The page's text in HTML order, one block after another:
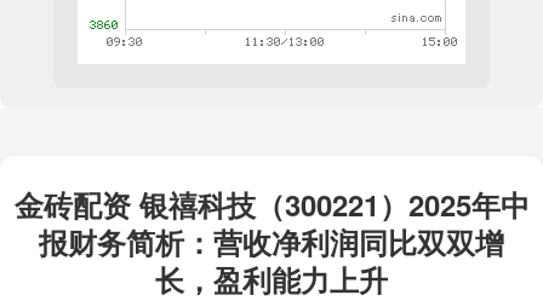
金砖配资 银禧科技（300221）2025年中
报财务简析：营收净利润同比双双增
长，盈利能力上升